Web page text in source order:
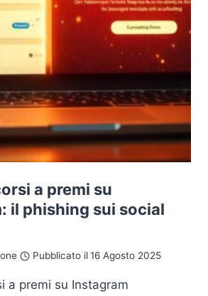
a premi su
il phishing sui social
Pubblicato il16 Agosto 2025
a premi su Instagram